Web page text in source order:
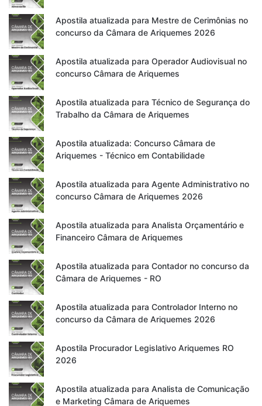
Apostila atualizada para Mestre de Cerimônias no
concurso da Câmara de Ariquemes 2026
Apostila atualizada para Operador Audiovisual no
concurso Câmara de Ariquemes
Apostila atualizada para Técnico de Segurança do
Trabalho da Câmara de Ariquemes
Apostila atualizada: Concurso Câmara de
Ariquemes - Técnico em Contabilidade
Apostila atualizada para Agente Administrativo no
concurso Câmara de Ariquemes 2026
Apostila atualizada para Analista Orçamentário e
Financeiro Câmara de Ariquemes
Apostila atualizada para Contador no concurso da
Câmara de Ariquemes - RO
Apostila atualizada para Controlador Interno no
concurso da Câmara de Ariquemes 2026
Apostila Procurador Legislativo Ariquemes RO
2026
Apostila atualizada para Analista de Comunicação
e Marketing Câmara de Ariquemes